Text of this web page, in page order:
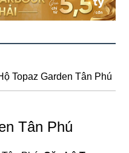
Topaz Garden Tân Phú
Tân Phú